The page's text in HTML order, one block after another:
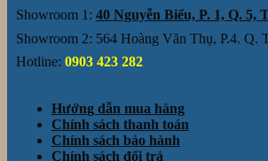
Showroom 1: 40 Nguyễn Biểu, P. 1, Q. 5,
Showroom 2: 564 Hoàng Văn Thụ, P.4. Q.
Hotline: 0903 423 282
Hướng dẫn mua hàng
Chính sách thanh toán
Chính sách bảo hành
Chính sách đổi trả